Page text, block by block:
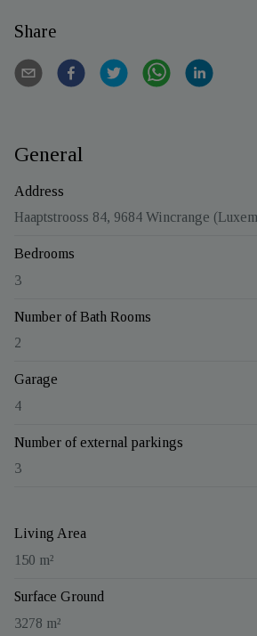
Share
General
Address
Haaptstrooss 84, 9684 Wincrange
Bedrooms
3
Number of Bath Rooms
2
Garage
4
Number of external parkings
3
Living Area
150 m²
Surface Ground
3278 m²